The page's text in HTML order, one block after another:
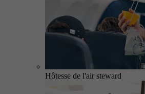
Hôtesse de l'air steward